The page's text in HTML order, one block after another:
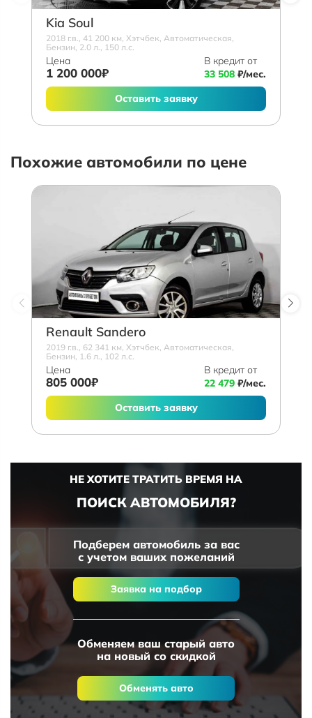
Kia Soul
2018 г.в., 41 200 км, Хэтчбек, Автоматическая,
Бензин, 2.0 л., 150 л.с.
Цена
1 200 000₽
В кредит от
33 508 ₽/мес.
Оставить заявку
Похожие автомобили по цене
Renault Sandero
2019 г.в., 62 341 км, Хэтчбек, Автоматическая,
Бензин, 1.6 л., 102 л.с.
Цена
805 000₽
В кредит от
22 479 ₽/мес.
Оставить заявку
НЕ ХОТИТЕ ТРАТИТЬ ВРЕМЯ НА
ПОИСК АВТОМОБИЛЯ?
Подберем автомобиль за вас
с учетом ваших пожеланий
Заявка на подбор
Обменяем ваш старый авто
на новый со скидкой
Обменять авто